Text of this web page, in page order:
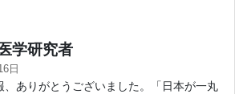
学研究者
日
、ありがとうございました。「日本が一丸